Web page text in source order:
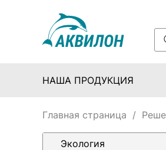
НАША ПРОДУКЦИЯ
Главная страница /
Экология